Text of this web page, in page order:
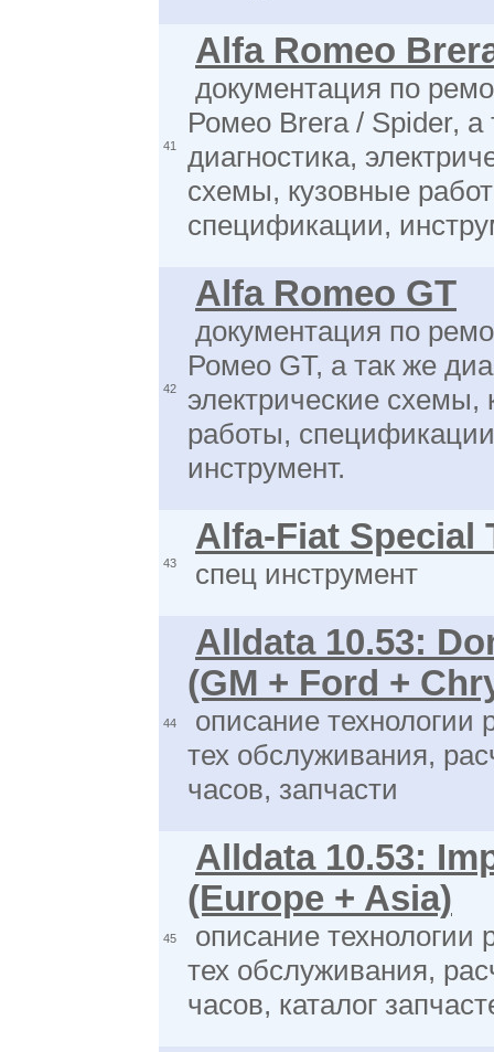
41
Alfa Romeo
документация по
Ромео Brera / Spider, а
диагностика,
схемы, кузовные
спецификации,
42
Alfa Romeo GT
документация по
Ромео GT, а так же
электрические схемы,
работы,
инструмент.
43
Alfa-Fiat Special
спец инструмент
44
Alldata 10.53:
(GM + Ford +
описание технологии
тех обслуживания,
часов, запчасти
45
Alldata 10.53:
(Europe + Asia)
описание технологии
тех обслуживания,
часов, каталог